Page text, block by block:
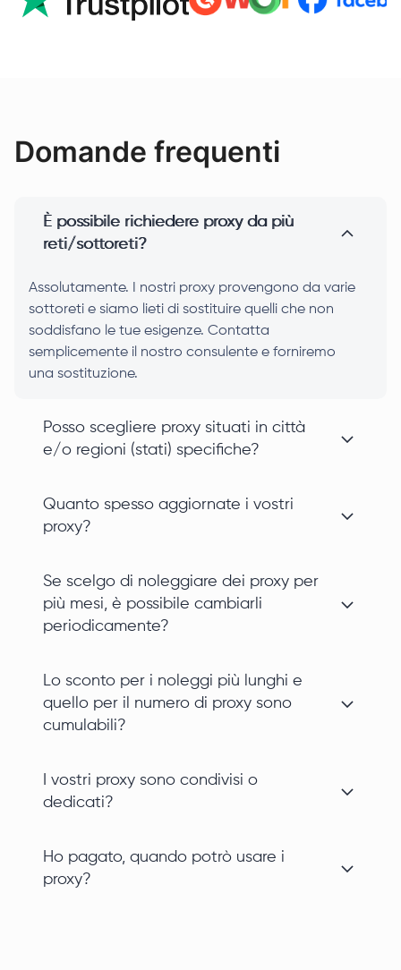
Domande frequenti
È possibile richiedere proxy da più
reti/sottoreti?
Assolutamente. I nostri proxy provengono da varie
sottoreti e siamo lieti di sostituire quelli che non
soddisfano le tue esigenze. Contatta
semplicemente il nostro consulente e forniremo
una sostituzione.
Posso scegliere proxy situati in città
e/o regioni (stati) specifiche?
Quanto spesso aggiornate i vostri
proxy?
Se scelgo di noleggiare dei proxy per
più mesi, è possibile cambiarli
periodicamente?
Lo sconto per i noleggi più lunghi e
quello per il numero di proxy sono
cumulabili?
I vostri proxy sono condivisi o
dedicati?
Ho pagato, quando potrò usare i
proxy?